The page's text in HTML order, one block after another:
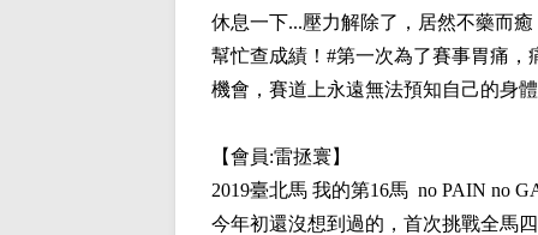
休息一下...壓力解除了，居然不藥而
幫忙查成績！#第一次為了賽事胃痛
機會，賽道上永遠無法預知自己的身
【會員:雷拯寰】
2019臺北馬 我的第16馬 no PAIN no
今年初還沒想到過的，首次挑戰全馬